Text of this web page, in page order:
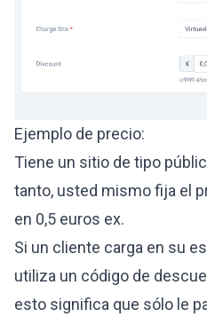
Ejemplo de precio:
Tiene un sitio de tipo
tanto, usted mismo fija el
en 0,5 euros ex.
Si un cliente carga en su
utiliza un código de
esto significa que sólo le